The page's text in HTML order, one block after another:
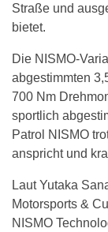
Straße und
bietet.
Die NISMO-
abgestimmten
700 Nm
sportlich
Patrol NISMO
anspricht und
Laut Yutaka
Motorsports &
NISMO